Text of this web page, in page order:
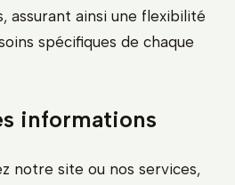
assurant ainsi une flexibilité
spécifiques de chaque
informations
notre site ou nos services,